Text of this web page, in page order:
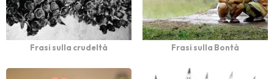
Frasi sulla crudeltà Frasi sulla Bontà